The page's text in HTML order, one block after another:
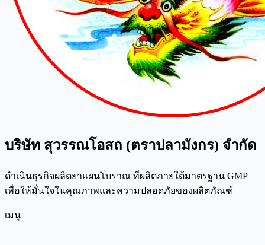
บริษัท สุวรรณโอสถ (ตราปลามังกร) จำกัด
ดำเนินธุรกิจผลิตยาแผนโบราณ ที่ผลิตภายใต้มาตรฐาน GMP
เพื่อให้มั่นใจในคุณภาพและความปลอดภัยของผลิตภัณฑ์
เมนู